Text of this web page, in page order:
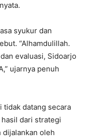
syukur dan
“Alhamdulillah.
evaluasi, Sidoarjo
ujarnya penuh
tidak datang secara
dari strategi
dijalankan oleh